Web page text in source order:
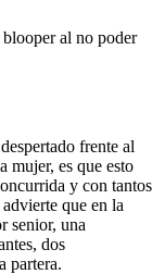
al no poder
frente al
mujer, es que esto
y con tantos
que en la
senior, una
dos
partera.